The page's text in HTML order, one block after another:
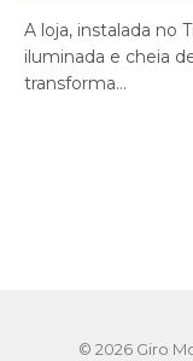
A loja, instalada no
iluminada e cheia
transforma…
© 2026 Giro